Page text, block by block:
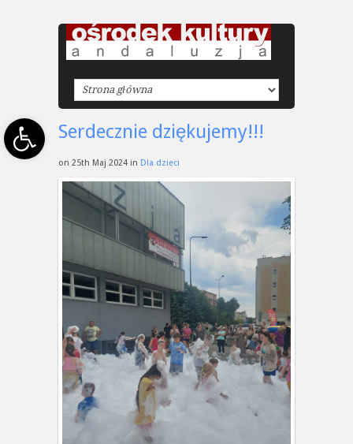
Open toolbarSerdecznie dziękujemy!!!
on 25th Maj 2024 in Dla dzieci